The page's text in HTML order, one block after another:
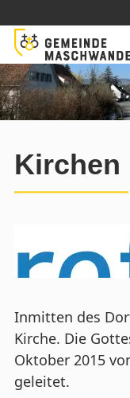
Kirchen
Inmitten des
Kirche. Die
Oktober 2015
geleitet.